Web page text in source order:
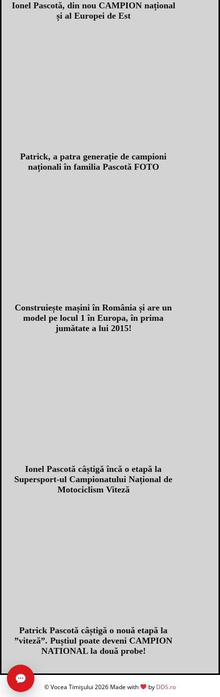
Ionel Pascotă, din nou CAMPION național
și al Europei de Est
Patrick, a patra generație de campioni
naționali în familia Pascotă FOTO
Construiește mașini în România și are un
model pe locul 1 în Europa, în prima
jumătate a lui 2015!
Ionel Pascotă câștigă încă o etapă la
Supersport-ul Campionatului Național de
Motociclism Viteză
Patrick Pascotă câștigă o nouă etapă la
”viteză”. Puștiul poate deveni CAMPION
NATIONAL la două probe!
© Vocea Timișului 2026 Made with by DDS.ro
Caută în arhivă